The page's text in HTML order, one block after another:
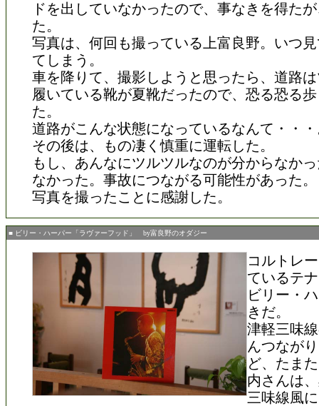
ドを出していなかったので、事なきを得た
た。
写真は、何回も撮っている上富良野。いつ
てしまう。
車を降りて、撮影しようと思ったら、道路
履いている靴が夏靴だったので、恐る恐る
た。
道路がこんな状態になっているなんて・・
その後は、もの凄く慎重に運転した。
もし、あんなにツルツルなのが分からなか
なかった。事故につながる可能性があった。
写真を撮ったことに感謝した。
■ ビリー・ハーパー「ラヴァーフッド」 by富良野のオダジー
コルトレ
ているテ
ビリー・
きだ。
津軽三味
んつなが
ど、たま
内さんは
三味線風